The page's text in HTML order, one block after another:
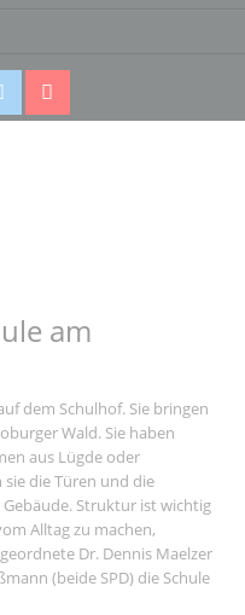
am
dem Schulhof. Sie bringen
Wald. Sie haben
aus Lügde oder
die Türen und die
Struktur ist wichtig
Alltag zu machen,
Dr. Dennis Maelzer
(beide SPD) die Schule